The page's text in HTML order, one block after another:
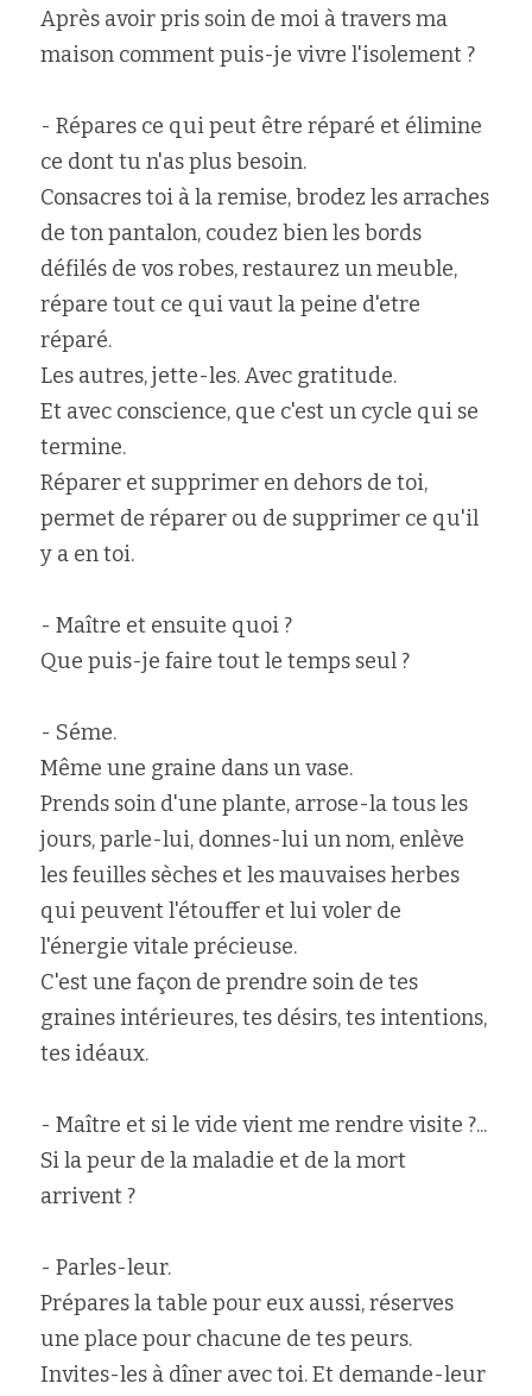
Après avoir pris soin de moi à travers ma
maison comment puis-je vivre l'isolement ?
- Répares ce qui peut être réparé et élimine
ce dont tu n'as plus besoin.
Consacres toi à la remise, brodez les arraches
de ton pantalon, coudez bien les bords
défilés de vos robes, restaurez un meuble,
répare tout ce qui vaut la peine d'etre
réparé.
Les autres, jette-les. Avec gratitude.
Et avec conscience, que c'est un cycle qui se
termine.
Réparer et supprimer en dehors de toi,
permet de réparer ou de supprimer ce qu'il
y a en toi.
- Maître et ensuite quoi ?
Que puis-je faire tout le temps seul ?
- Séme.
Même une graine dans un vase.
Prends soin d'une plante, arrose-la tous les
jours, parle-lui, donnes-lui un nom, enlève
les feuilles sèches et les mauvaises herbes
qui peuvent l'étouffer et lui voler de
l'énergie vitale précieuse.
C'est une façon de prendre soin de tes
graines intérieures, tes désirs, tes intentions,
tes idéaux.
- Maître et si le vide vient me rendre visite ?...
Si la peur de la maladie et de la mort
arrivent ?
- Parles-leur.
Prépares la table pour eux aussi, réserves
une place pour chacune de tes peurs.
Invites-les à dîner avec toi. Et demande-leur